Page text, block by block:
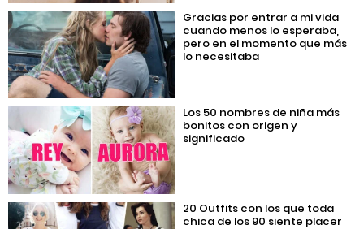
Gracias por entrar a mi vida
cuando menos lo esperaba,
pero en el momento que más
lo necesitaba
Los 50 nombres de niña más
bonitos con origen y
significado
20 Outfits con los que toda
chica de los 90 siente placer